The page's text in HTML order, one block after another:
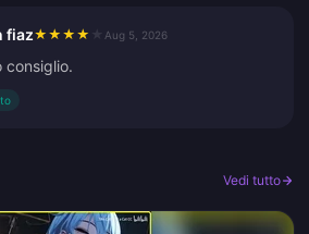
fiaz★ ★ ★ ★ Aug 5, 2026
consiglio.
Vedi tutto